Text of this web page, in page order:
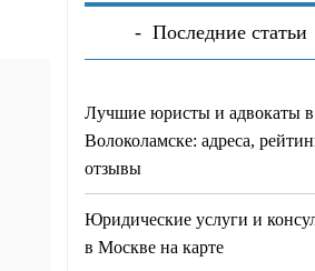
Последние статьи
Лучшие юристы и адвокаты в
Волоколамске: адреса,
отзывы
Юридические услуги и
в Москве на карте